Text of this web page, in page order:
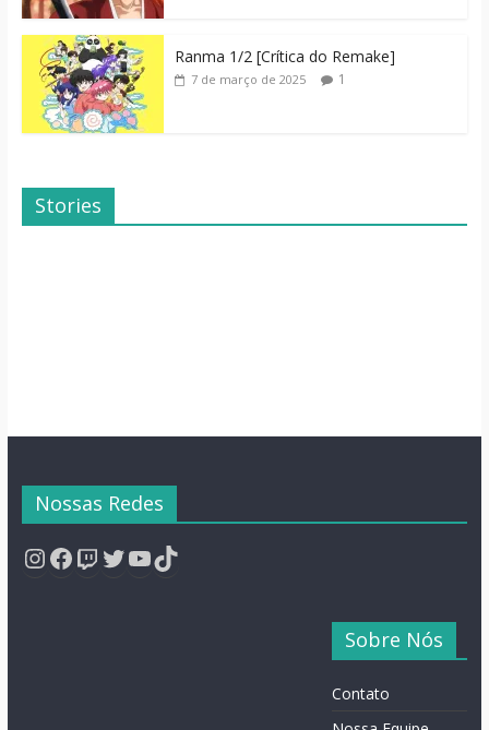
Ranma 1/2 [Crítica do Remake]
7 de março de 2025 1
Stories
Dicas de Filmes
Para o Fim de
Família Inusitada
Nossas Redes
Instagram
Facebook
Twitch
Twitter
YouTube
TikTok
Sobre Nós
Contato